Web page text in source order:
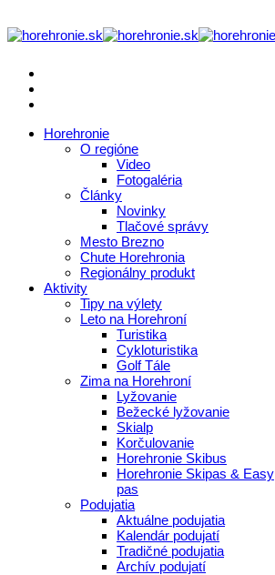
Horehronie
O regióne
Video
Fotogaléria
Články
Novinky
Tlačové správy
Mesto Brezno
Chute Horehronia
Regionálny produkt
Aktivity
Tipy na výlety
Leto na Horehroní
Turistika
Cykloturistika
Golf Tále
Zima na Horehroní
Lyžovanie
Bežecké lyžovanie
Skialp
Korčulovanie
Horehronie Skibus
Horehronie Skipas & Easy
pas
Podujatia
Aktuálne podujatia
Kalendár podujatí
Tradičné podujatia
Archív podujatí